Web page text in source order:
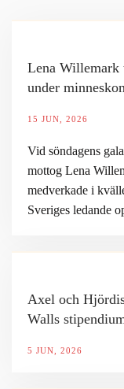
Lena Willemark
under
15 JUN, 2026
Vid söndagens
mottog Lena
medverkade i
Sveriges ledande
Axel och
Walls
5 JUN, 2026